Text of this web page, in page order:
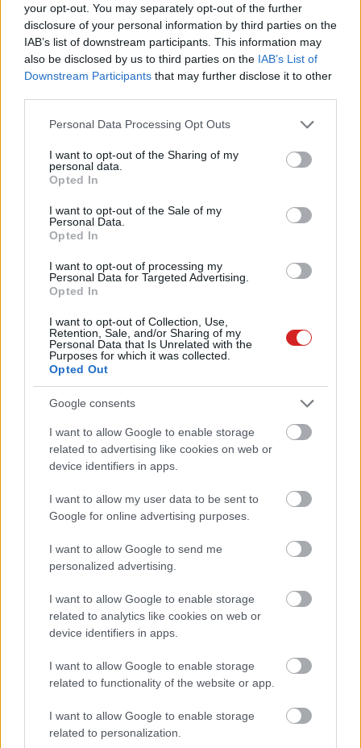
your opt-out. You may separately opt-out of the further
disclosure of your personal information by third parties on the
IAB’s list of downstream participants. This information may
also be disclosed by us to third parties on the IAB’s List of
Downstream Participants that may further disclose it to other
Please note that this website/app uses one or more Google
not limited to your visit or usage behaviour. You may click to
grant or deny consent to Google and its third-party tags to
use your data for below specified purposes in below Google
consent section.
Personal Data Processing Opt Outs
I want to opt-out of the Sharing of my
personal data.
Opted In
I want to opt-out of the Sale of my
Personal Data.
Opted In
I want to opt-out of processing my
Personal Data for Targeted Advertising.
Opted In
I want to opt-out of Collection, Use,
Retention, Sale, and/or Sharing of my
Personal Data that Is Unrelated with the
Purposes for which it was collected.
Opted Out
Google consents
I want to allow Google to enable storage
related to advertising like cookies on web or
device identifiers in apps.
I want to allow my user data to be sent to
Google for online advertising purposes.
I want to allow Google to send me
personalized advertising.
I want to allow Google to enable storage
related to analytics like cookies on web or
device identifiers in apps.
I want to allow Google to enable storage
related to functionality of the website or app.
I want to allow Google to enable storage
related to personalization.
Saját jelszókezelőn dolgozik a
Dropbox
PCW.lite| 2020.06.06 14:59
Szerezd meg velünk: Steganos
Privacy Suite 20
Leegyszerűsíti a jelszókezelést a
Ezek voltak az év legrosszabb
PCW.lite| 2018.09.05 11:30
Dashlane
PCW.lite
Veszélyes jelszókezelő volt a
Windows 10-ben
PCW.lite| 2017.12.19 08:30
Nem találtak csúnya
sebezhetőséget a KeePass-ban
ingyen használható a LastPass
Szoftver| 2016.11.02 18:30
kapott a 1Password
Szoftver| 2016.08.04 20:45
Súlyos sebezhetőségek a
LastPass jelszókezelőben